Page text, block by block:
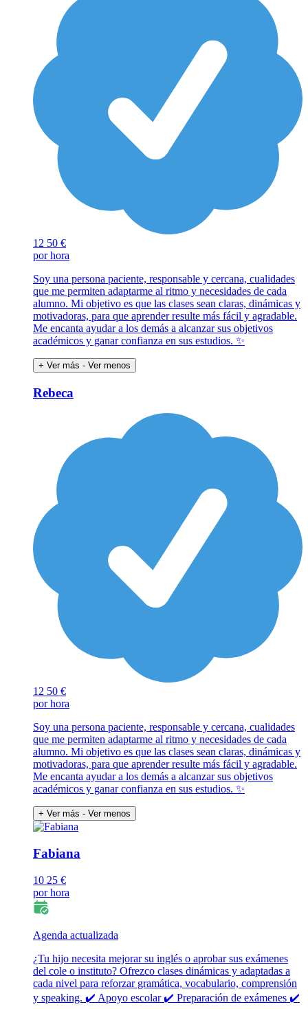
12 50 €
por hora
Soy una persona paciente, responsable y cercana, cualidades
que me permiten adaptarme al ritmo y necesidades de cada
alumno. Mi objetivo es que las clases sean claras, dinámicas y
motivadoras, para que aprender resulte más fácil y agradable.
Me encanta ayudar a los demás a alcanzar sus objetivos
académicos y ganar confianza en sus estudios. ✨
+ Ver más - Ver menos
Rebeca
12 50 €
por hora
Soy una persona paciente, responsable y cercana, cualidades
que me permiten adaptarme al ritmo y necesidades de cada
alumno. Mi objetivo es que las clases sean claras, dinámicas y
motivadoras, para que aprender resulte más fácil y agradable.
Me encanta ayudar a los demás a alcanzar sus objetivos
académicos y ganar confianza en sus estudios. ✨
+ Ver más - Ver menos
Fabiana
10 25 €
por hora
Agenda actualizada
¿Tu hijo necesita mejorar su inglés o aprobar sus exámenes
del cole o instituto? Ofrezco clases dinámicas y adaptadas a
cada nivel para reforzar gramática, vocabulario, comprensión
y speaking. ✔️ Apoyo escolar ✔️ Preparación de exámenes ✔️